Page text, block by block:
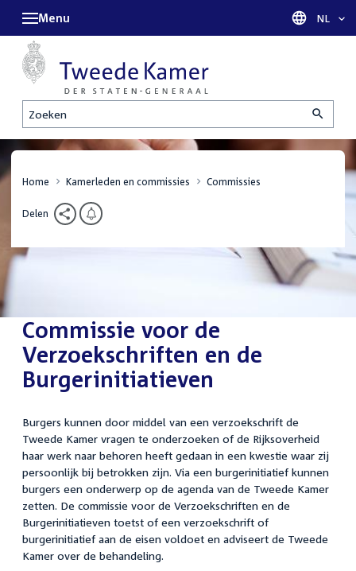
Zoeken
Menu Taal
NL
Home Kamerleden en commissies Commissies
Delen
Commissie voor de
Verzoekschriften en de
Burgerinitiatieven
Burgers kunnen door middel van een verzoekschrift de
Tweede Kamer vragen te onderzoeken of de Rijksoverheid
haar werk naar behoren heeft gedaan in een kwestie waar zij
persoonlijk bij betrokken zijn. Via een burgerinitiatief kunnen
burgers een onderwerp op de agenda van de Tweede Kamer
zetten. De commissie voor de Verzoekschriften en de
Burgerinitiatieven toetst of een verzoekschrift of
burgerinitiatief aan de eisen voldoet en adviseert de Tweede
Kamer over de behandeling.